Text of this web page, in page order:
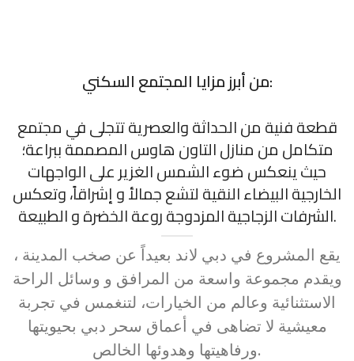
من أبرز مزايا المجتمع السكني:
قطعة فنية من الحداثة والعصرية تتجلى في مجتمع
متكامل من منازل التاون هاوس المصممة ببراعة؛
حيث ينعكس ضوء الشمس الغزير على الواجهات
الخارجية البيضاء النقية لتشع جمالأ و إشراقاً، وتعكس
الشرفات الزجاجية المزدوجة روعة الخضرة و الطبيعة.
يقع المشروع في دبي لاند بعيداً عن صخب المدينة ،
ويقدم مجموعة واسعة من المرافق و وسائل الراحة
الاستثنائية وعالم من الخيارات، لتنغمس في تجربة
معيشية لا تضاهى في أعماق سحر دبي بحيويتها
ورفاهيتها وهدوئها الخالص.